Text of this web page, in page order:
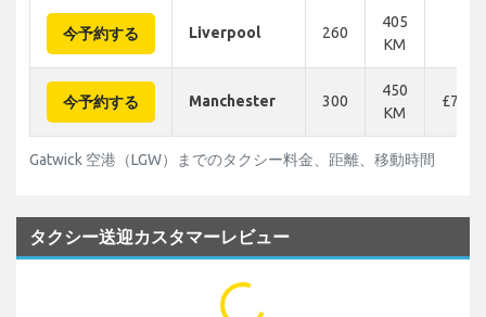
今予約する Liverpool 260
405
KM
今予約する Manchester 300
450
KM
£710
Gatwick 空港（LGW）までのタクシー料金、距離、移動時間
タクシー送迎カスタマーレビュー
...